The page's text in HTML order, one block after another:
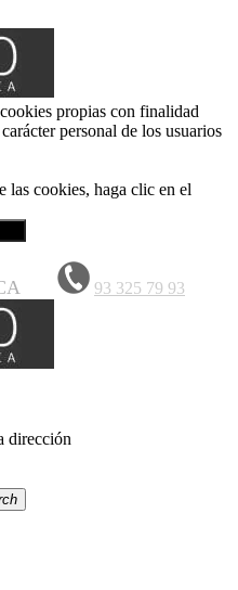
propias con finalidad
personal de los usuarios
las cookies, haga clic en el
93 325 79 93
dirección